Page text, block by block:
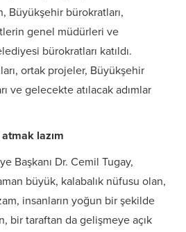
Büyükşehir bürokratları,
genel müdürleri ve
bürokratları katıldı.
ortak projeler, Büyükşehir
ve gelecekte atılacak adımlar
lazım
Başkanı Dr. Cemil Tugay,
büyük, kalabalık nüfusu olan,
insanların yoğun bir şekilde
bir taraftan da gelişmeye açık